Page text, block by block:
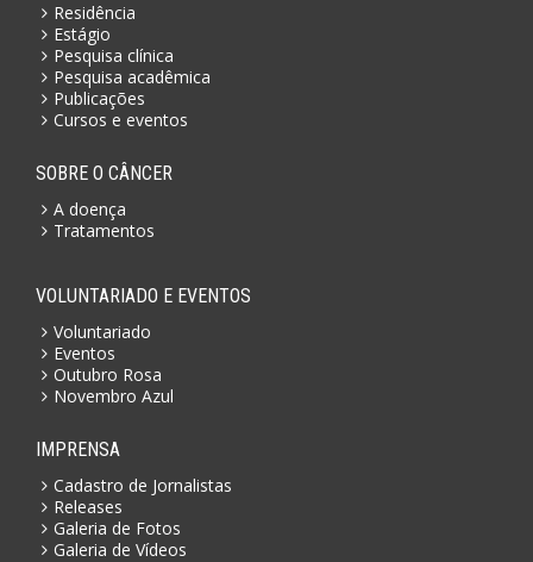
Residência
Estágio
Pesquisa clínica
Pesquisa acadêmica
Publicações
Cursos e eventos
SOBRE O CÂNCER
A doença
Tratamentos
VOLUNTARIADO E EVENTOS
Voluntariado
Eventos
Outubro Rosa
Novembro Azul
IMPRENSA
Cadastro de Jornalistas
Releases
Galeria de Fotos
Galeria de Vídeos